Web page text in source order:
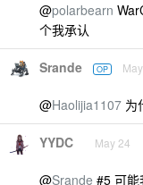
@polarbearn
个我承认
Srande OP
@Haolijia1107 为
YYDC May 24
@Srande #5 可